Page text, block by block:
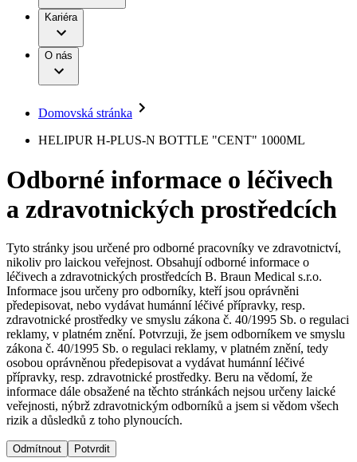
Léčba bolesti
Mimotělní očišťování krve
Neurochirurgie
Onkologie
Ortopedie
Páteřní chirurgie
Péče o rány
Prevence a kontrola infekcí
Uzavírání ran
Řešení
Terapie
Onemocnění
B. Braun Avitum
Dialyzační střediska​
B. Braun Avitum poskytuje kvalitní dialyzační péči ve všech
svých střediscích v České republice. Více informací se
dozvíte na stránkách jednotlivých středisek.
Práce a kariéra
Naše kultura
Vaše příležitost​
Nabídky pracovních míst
Objevte své kariérní příležitosti ​v B. Braun. Vyhledejte náš trh
práce​ pro zajímavé pozice.​
Odpovědnost
Média
Tiskové zprávy
Kontakt
Kontaktní formulář
Registrace k odběru newsletteru
Odpovědnost
Média
Kontakt
Kariéra
O nás
Domovská stránka
HELIPUR H-PLUS-N BOTTLE "CENT" 1000ML
Odborné informace o léčivech
a zdravotnických prostředcích
Tyto stránky jsou určené pro odborné pracovníky ve zdravotnictví,
nikoliv pro laickou veřejnost. Obsahují odborné informace o
léčivech a zdravotnických prostředcích B. Braun Medical s.r.o.
Informace jsou určeny pro odborníky, kteří jsou oprávněni
předepisovat, nebo vydávat humánní léčivé přípravky, resp.
zdravotnické prostředky ve smyslu zákona č. 40/1995 Sb. o regulaci
reklamy, v platném znění. Potvrzuji, že jsem odborníkem ve smyslu
zákona č. 40/1995 Sb. o regulaci reklamy, v platném znění, tedy
osobou oprávněnou předepisovat a vydávat humánní léčivé
přípravky, resp. zdravotnické prostředky. Beru na vědomí, že
informace dále obsažené na těchto stránkách nejsou určeny laické
veřejnosti, nýbrž zdravotnickým odborníků a jsem si vědom všech
rizik a důsledků z toho plynoucích.
Odmítnout Potvrdit